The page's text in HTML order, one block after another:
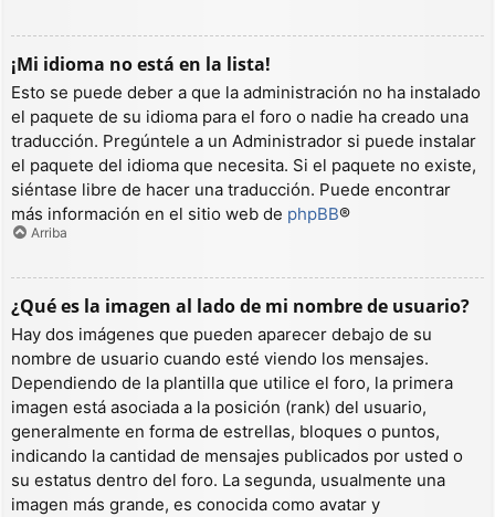
¡Mi idioma no está en la lista!
Esto se puede deber a que la administración no ha instalado
el paquete de su idioma para el foro o nadie ha creado una
traducción. Pregúntele a un Administrador si puede instalar
el paquete del idioma que necesita. Si el paquete no existe,
siéntase libre de hacer una traducción. Puede encontrar
más información en el sitio web de phpBB®
Arriba
¿Qué es la imagen al lado de mi nombre de usuario?
Hay dos imágenes que pueden aparecer debajo de su
nombre de usuario cuando esté viendo los mensajes.
Dependiendo de la plantilla que utilice el foro, la primera
imagen está asociada a la posición (rank) del usuario,
generalmente en forma de estrellas, bloques o puntos,
indicando la cantidad de mensajes publicados por usted o
su estatus dentro del foro. La segunda, usualmente una
imagen más grande, es conocida como avatar y